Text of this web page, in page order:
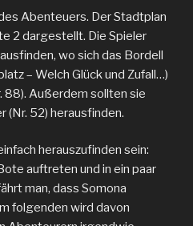
Abenteuers. Der Stadtplan
2 dargestellt. Die Spieler
wo sich das Bordell
– Welch Glück und Zufall…)
88). Außerdem sollten sie
(Nr. 52) herausfinden.
herauszufinden sein:
auftreten und in ein paar
man, dass Somona
folgenden wird davon